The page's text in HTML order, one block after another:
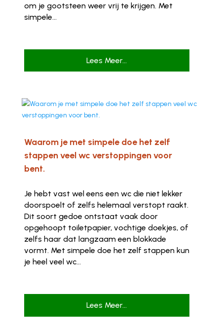
om je gootsteen weer vrij te krijgen. Met
simpele...
Lees Meer...
Waarom je met simpele doe het zelf
stappen veel wc verstoppingen voor
bent.
Je hebt vast wel eens een wc die niet lekker
doorspoelt of zelfs helemaal verstopt raakt.
Dit soort gedoe ontstaat vaak door
opgehoopt toiletpapier, vochtige doekjes, of
zelfs haar dat langzaam een blokkade
vormt. Met simpele doe het zelf stappen kun
je heel veel wc...
Lees Meer...